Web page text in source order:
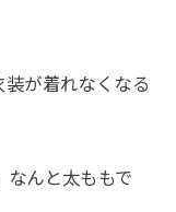
が着れなくなる
なんと太ももで